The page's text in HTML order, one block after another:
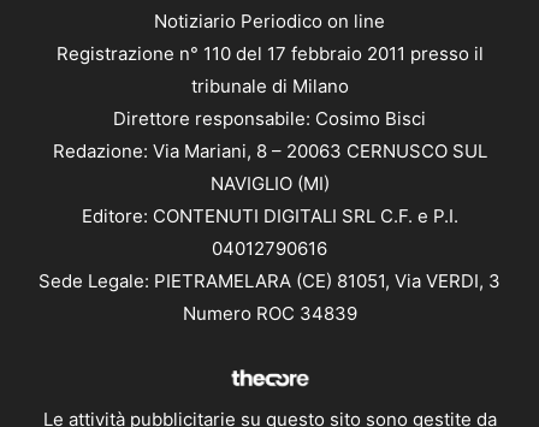
Notiziario Periodico on line
Registrazione n° 110 del 17 febbraio 2011 presso il
tribunale di Milano
Direttore responsabile: Cosimo Bisci
Redazione: Via Mariani, 8 – 20063 CERNUSCO SUL
NAVIGLIO (MI)
Editore: CONTENUTI DIGITALI SRL C.F. e P.I.
04012790616
Sede Legale: PIETRAMELARA (CE) 81051, Via VERDI, 3
Numero ROC 34839
Le attività pubblicitarie su questo sito sono gestite da